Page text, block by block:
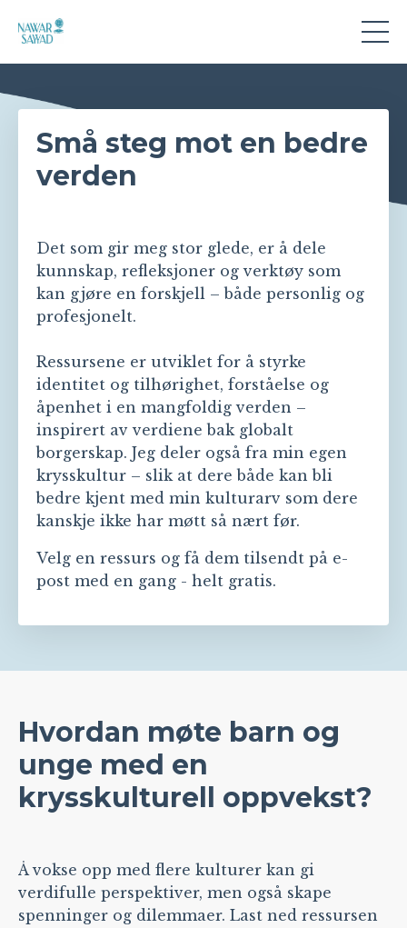
Små steg mot en bedre
verden
Det som gir meg stor glede, er å dele
kunnskap, refleksjoner og verktøy som
kan gjøre en forskjell – både personlig og
profesjonelt.
Ressursene er utviklet for å styrke
identitet og tilhørighet, forståelse og
åpenhet i en mangfoldig verden –
inspirert av verdiene bak globalt
borgerskap. Jeg deler også fra min egen
krysskultur – slik at dere både kan bli
bedre kjent med min kulturarv som dere
kanskje ikke har møtt så nært før.
Velg en ressurs og få dem tilsendt på e-
post med en gang - helt gratis.
Hvordan møte barn og
unge med en
krysskulturell oppvekst?
Å vokse opp med flere kulturer kan gi
verdifulle perspektiver, men også skape
spenninger og dilemmaer. Last ned ressursen